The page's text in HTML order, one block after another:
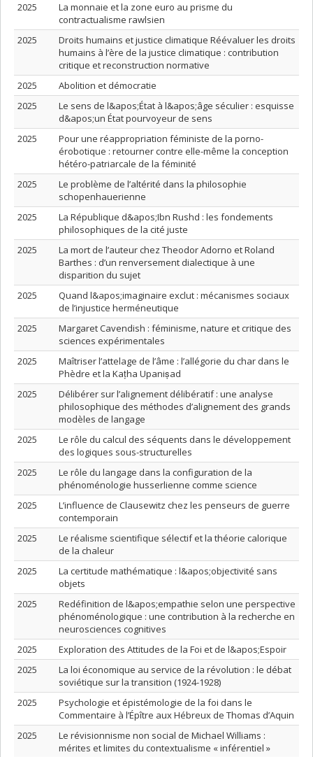
2025
La monnaie et la zone euro au prisme du
contractualisme rawlsien
2025
Droits humains et justice climatique Réévaluer les droits
humains à l’ère de la justice climatique : contribution
critique et reconstruction normative
2025
Abolition et démocratie
2025
Le sens de l&apos;État à l&apos;âge séculier : esquisse
d&apos;un État pourvoyeur de sens
2025
Pour une réappropriation féministe de la porno-
érobotique : retourner contre elle-même la conception
hétéro-patriarcale de la féminité
2025
Le problème de l’altérité dans la philosophie
schopenhauerienne
2025
La République d&apos;Ibn Rushd : les fondements
philosophiques de la cité juste
2025
La mort de l’auteur chez Theodor Adorno et Roland
Barthes : d’un renversement dialectique à une
disparition du sujet
2025
Quand l&apos;imaginaire exclut : mécanismes sociaux
de l’injustice herméneutique
2025
Margaret Cavendish : féminisme, nature et critique des
sciences expérimentales
2025
Maîtriser l’attelage de l’âme : l’allégorie du char dans le
Phèdre et la Kaṭha Upaniṣad
2025
Délibérer sur l’alignement délibératif : une analyse
philosophique des méthodes d’alignement des grands
modèles de langage
2025
Le rôle du calcul des séquents dans le développement
des logiques sous-structurelles
2025
Le rôle du langage dans la configuration de la
phénoménologie husserlienne comme science
2025
L’influence de Clausewitz chez les penseurs de guerre
contemporain
2025
Le réalisme scientifique sélectif et la théorie calorique
de la chaleur
2025
La certitude mathématique : l&apos;objectivité sans
objets
2025
Redéfinition de l&apos;empathie selon une perspective
phénoménologique : une contribution à la recherche en
neurosciences cognitives
2025
Exploration des Attitudes de la Foi et de l&apos;Espoir
2025
La loi économique au service de la révolution : le débat
soviétique sur la transition (1924-1928)
2025
Psychologie et épistémologie de la foi dans le
Commentaire à l’Épître aux Hébreux de Thomas d’Aquin
2025
Le révisionnisme non social de Michael Williams :
mérites et limites du contextualisme « inférentiel »